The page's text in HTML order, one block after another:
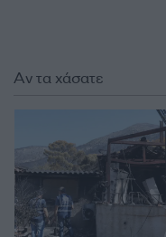
Αν τα χάσατε